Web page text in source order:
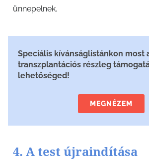
ünnepelnek.
Speciális kívánságlistánkon most
transzplantációs részleg
lehetőséged!
MEGNÉZEM
4. A test újraindítása